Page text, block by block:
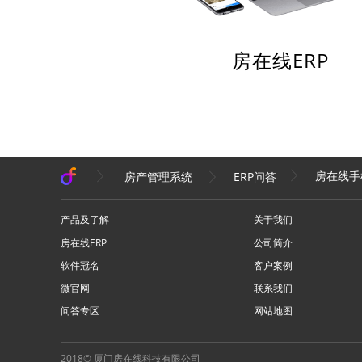
房在线ERP
房产管理系统 ERP问答 房在线
产品及了解
房在线ERP
软件冠名
微官网
问答专区
关于我们
公司简介
客户案例
联系我们
网站地图
2018© 厦门房在线科技有限公司